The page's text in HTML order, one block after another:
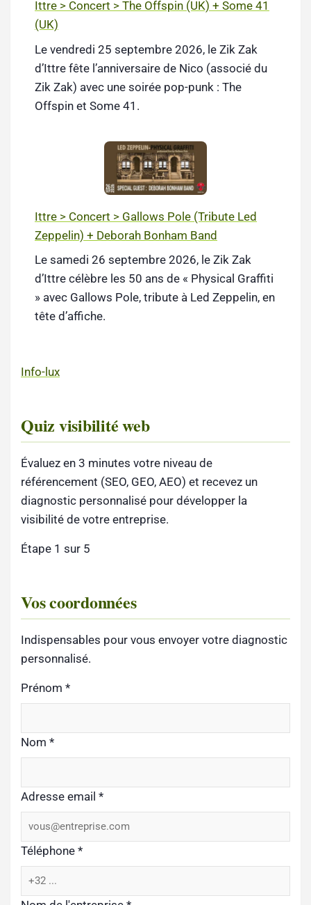
Ittre > Concert > The Offspin (UK) + Some 41
(UK)
Le vendredi 25 septembre 2026, le Zik Zak
d’Ittre fête l’anniversaire de Nico (associé du
Zik Zak) avec une soirée pop-punk : The
Offspin et Some 41.
Ittre > Concert > Gallows Pole (Tribute Led
Zeppelin) + Deborah Bonham Band
Le samedi 26 septembre 2026, le Zik Zak
d’Ittre célèbre les 50 ans de « Physical Graffiti
» avec Gallows Pole, tribute à Led Zeppelin, en
tête d’affiche.
Info-lux
Quiz visibilité web
Évaluez en 3 minutes votre niveau de
référencement (SEO, GEO, AEO) et recevez un
diagnostic personnalisé pour développer la
visibilité de votre entreprise.
Étape 1 sur 5
Vos coordonnées
Indispensables pour vous envoyer votre diagnostic
personnalisé.
Prénom *
Nom *
Adresse email *
Téléphone *